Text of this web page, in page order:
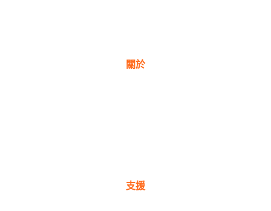
關於
支援